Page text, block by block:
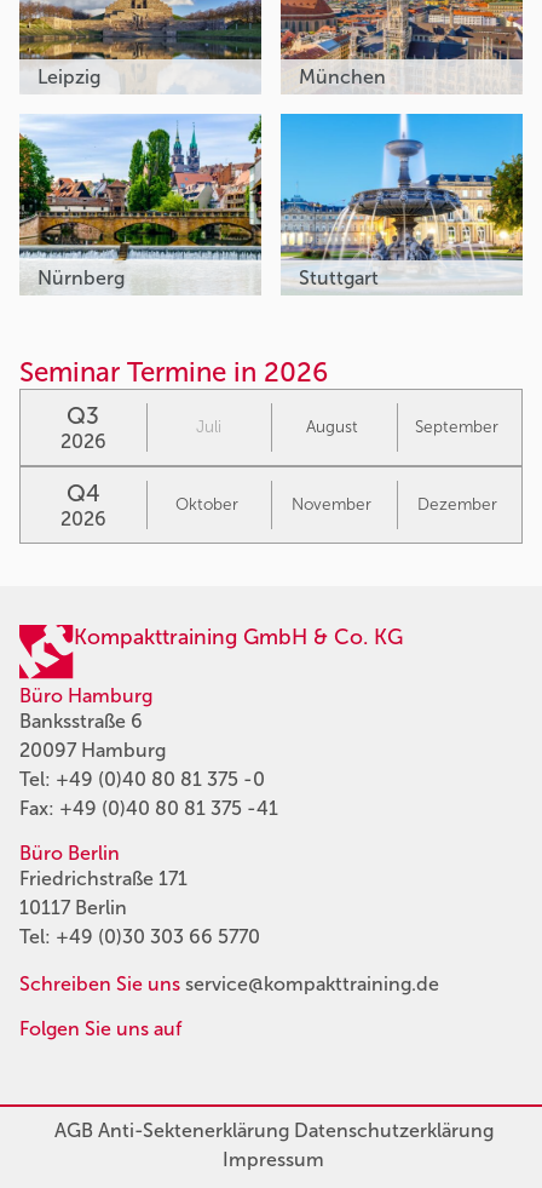
Leipzig München
Nürnberg Stuttgart
Seminar Termine in 2026
Q3
2026
Juli August September
Q4
2026
Oktober November Dezember
Kompakttraining GmbH & Co. KG
Büro Hamburg
Banksstraße 6
20097 Hamburg
Tel: +49 (0)40 80 81 375 -0
Fax: +49 (0)40 80 81 375 -41
Büro Berlin
Friedrichstraße 171
10117 Berlin
Tel: +49 (0)30 303 66 5770
Schreiben Sie uns service@kompakttraining.de
Folgen Sie uns auf
AGBAnti-SektenerklärungDatenschutzerklärung
Impressum